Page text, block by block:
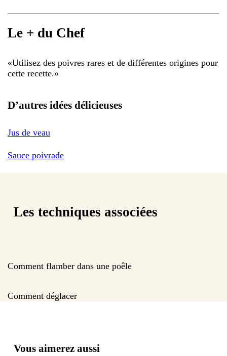
Le + du Chef
«Utilisez des poivres rares et de différentes origines pour
cette recette.»
D’autres idées délicieuses
Jus de veau
Sauce poivrade
Les techniques associées
Comment flamber dans une poêle
Comment déglacer
Vous aimerez aussi